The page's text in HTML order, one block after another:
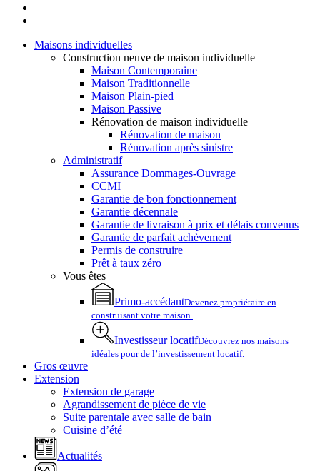
FermerMaisons individuelles
Construction neuve de maison individuelle
Maison Contemporaine
Maison Traditionnelle
Maison Plain-pied
Maison Passive
Rénovation de maison individuelle
Rénovation de maison
Rénovation après sinistre
Administratif
Assurance Dommages-Ouvrage
CCMI
Garantie de bon fonctionnement
Garantie décennale
Garantie de livraison à prix et délais convenus
Garantie de parfait achèvement
Permis de construire
Prêt à taux zéro
Vous êtes
Primo-accédantDevenez propriétaire en
construisant votre maison.
Investisseur locatifDécouvrez nos maisons
idéales pour de l’investissement locatif.
Gros œuvre
Extension
Extension de garage
Agrandissement de pièce de vie
Suite parentale avec salle de bain
Cuisine d’été
Actualités